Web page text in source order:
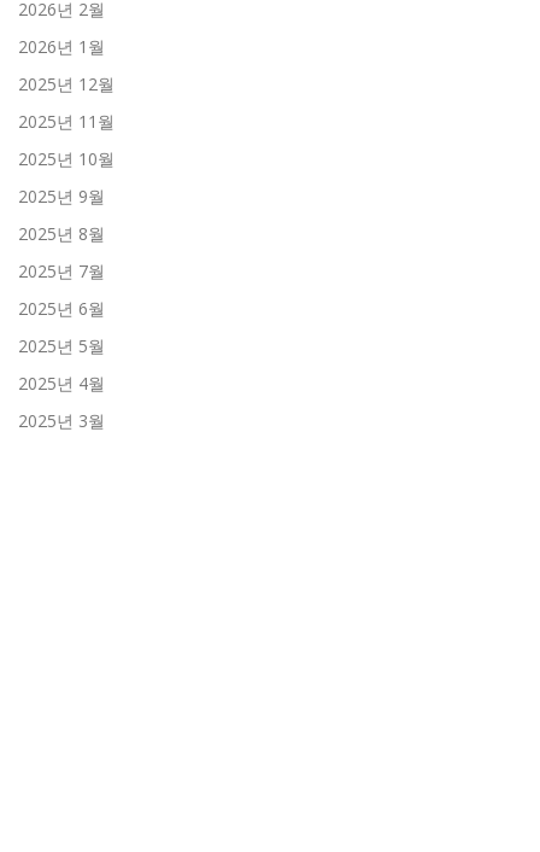
2026년 2월
2026년 1월
2025년 12월
2025년 11월
2025년 10월
2025년 9월
2025년 8월
2025년 7월
2025년 6월
2025년 5월
2025년 4월
2025년 3월